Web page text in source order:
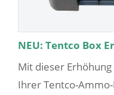
NEU: Tentco Box
Mit dieser
Ihrer Tentco-